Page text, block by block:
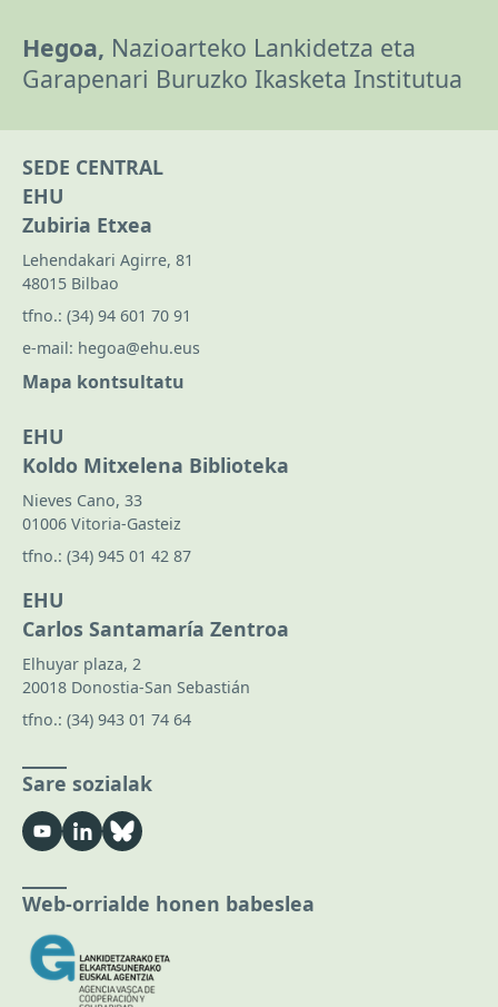
Hegoa, Nazioarteko Lankidetza eta
Garapenari Buruzko Ikasketa Institutua
SEDE CENTRAL
EHU
Zubiria Etxea
Lehendakari Agirre, 81
48015 Bilbao
tfno.: (34) 94 601 70 91
e-mail: hegoa@ehu.eus
Mapa kontsultatu
EHU
Koldo Mitxelena Biblioteka
Nieves Cano, 33
01006 Vitoria-Gasteiz
tfno.: (34) 945 01 42 87
EHU
Carlos Santamaría Zentroa
Elhuyar plaza, 2
20018 Donostia-San Sebastián
tfno.: (34) 943 01 74 64
Sare sozialak
Web-orrialde honen babeslea